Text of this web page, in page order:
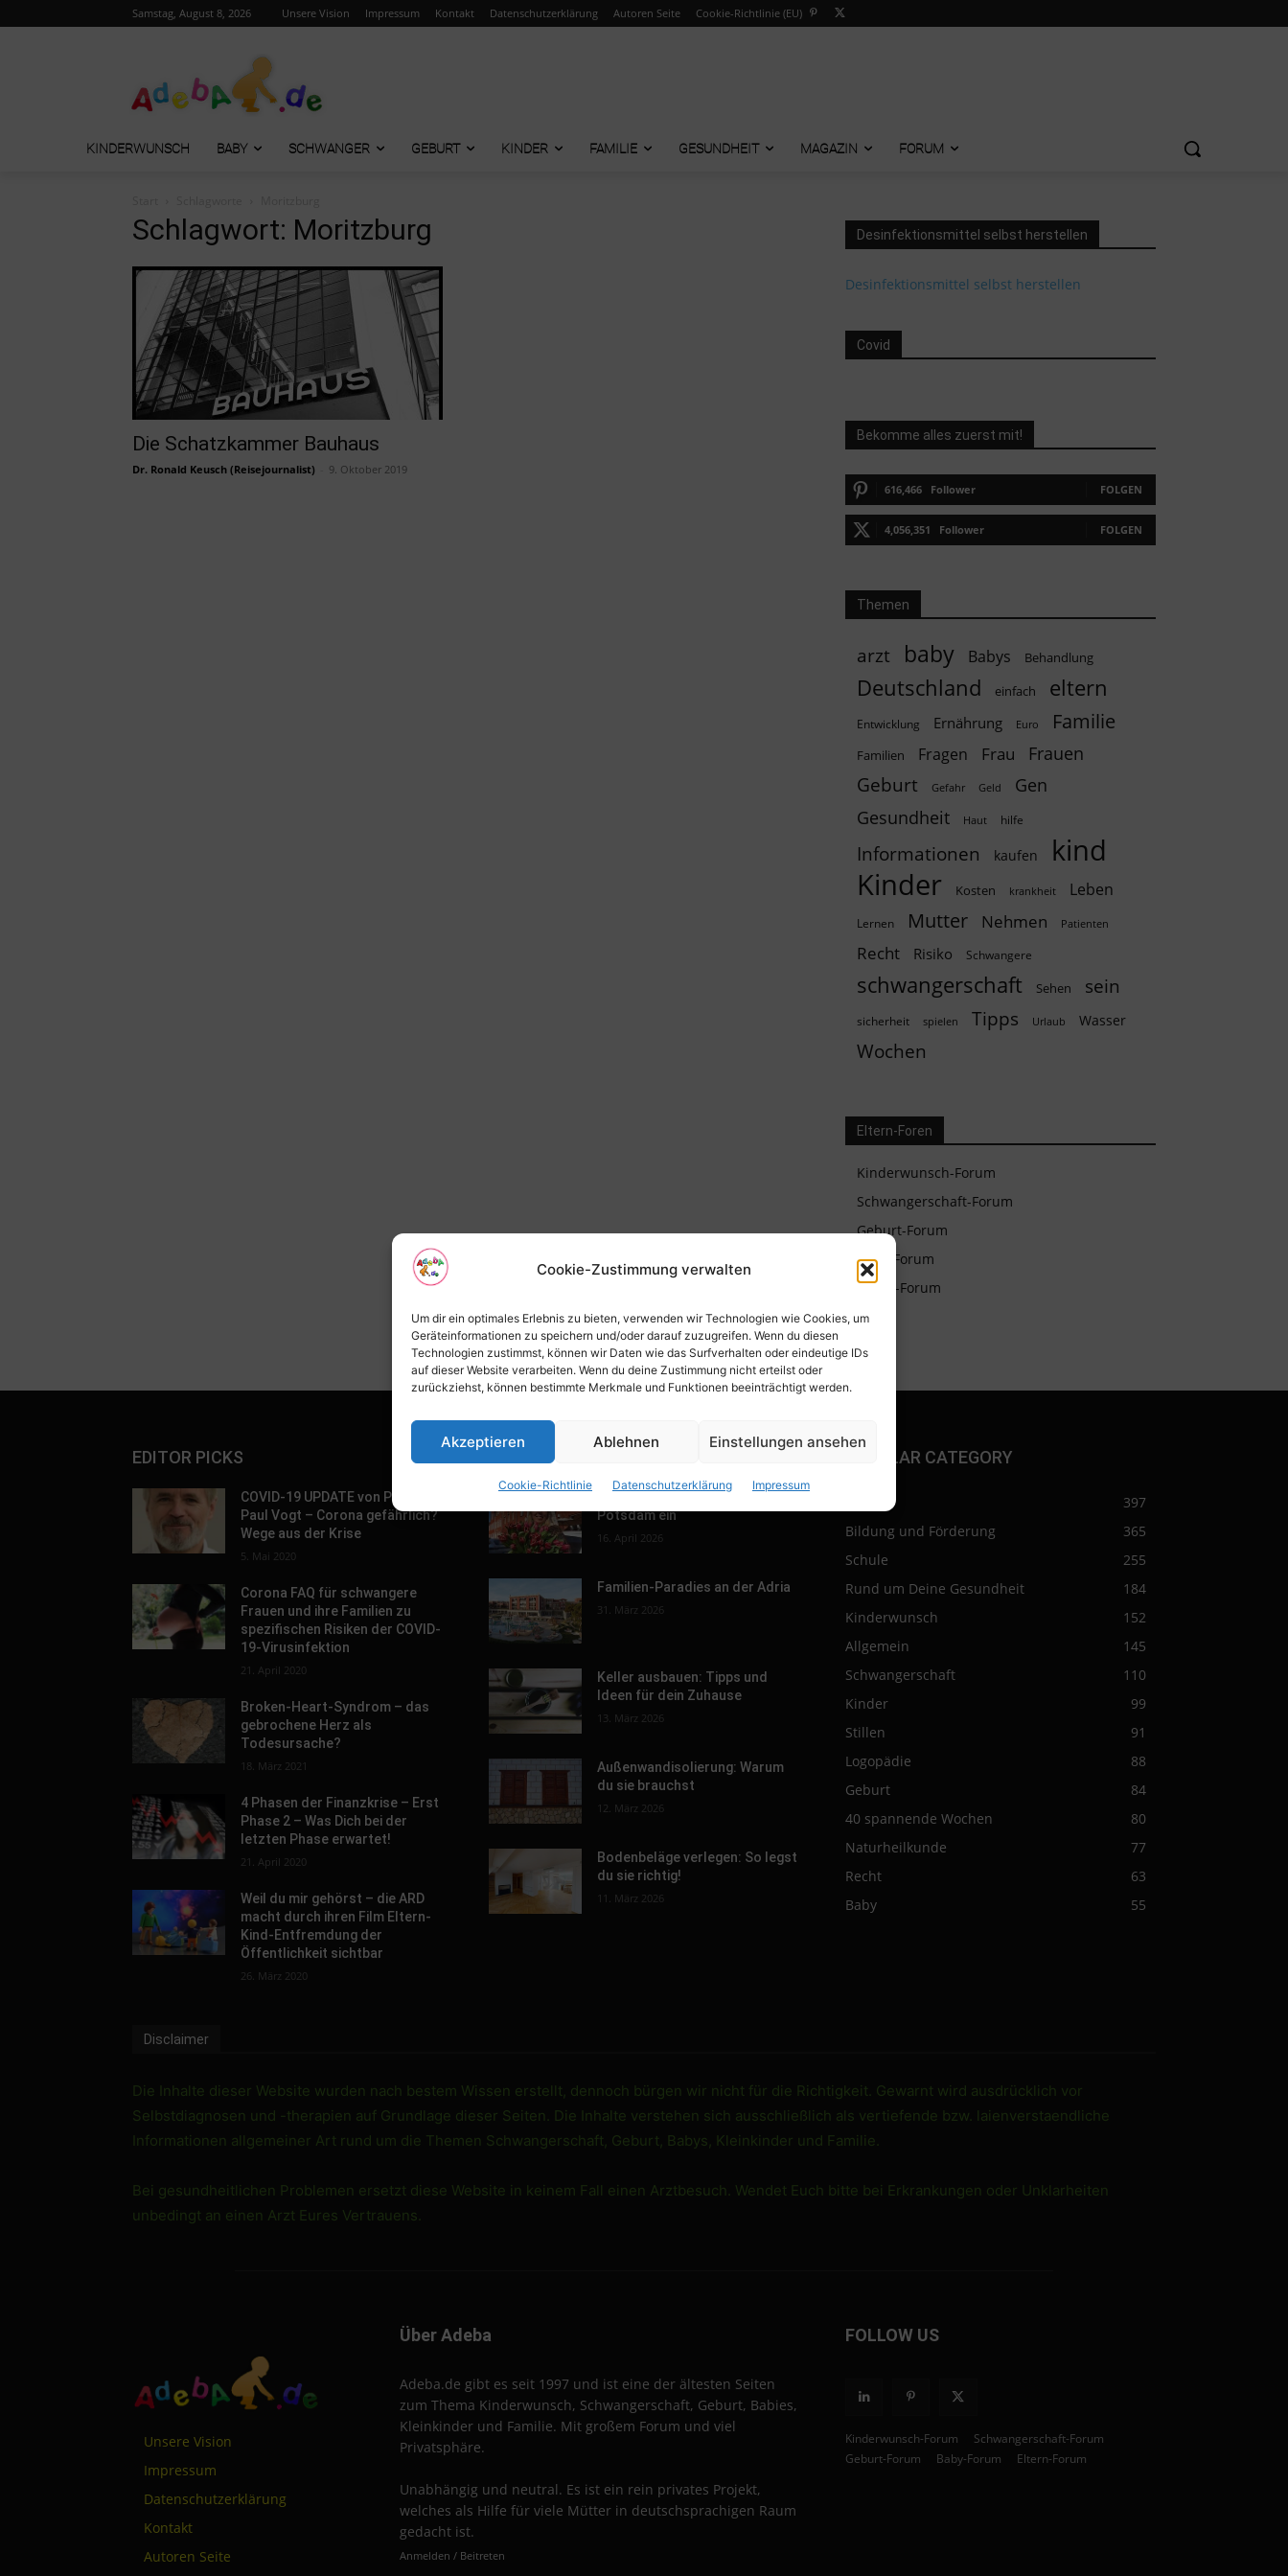
Cookie-Zustimmung verwalten
Um dir ein optimales Erlebnis zu bieten, verwenden wir Technologien wie Cookies, um
Geräteinformationen zu speichern und/oder darauf zuzugreifen. Wenn du diesen
Technologien zustimmst, können wir Daten wie das Surfverhalten oder eindeutige IDs
auf dieser Website verarbeiten. Wenn du deine Zustimmung nicht erteilst oder
zurückziehst, können bestimmte Merkmale und Funktionen beeinträchtigt werden.
Akzeptieren Ablehnen Einstellungen ansehen
Cookie-Richtlinie Datenschutzerklärung Impressum
Samstag, August 8, 2026 Unsere Vision Impressum Kontakt Datenschutzerklärung Autoren Seite Cookie-Richtlinie (EU)
KINDERWUNSCH BABY SCHWANGER GEBURT KINDER FAMILIE GESUNDHEIT MAGAZIN FORUM
Schlagwort: Moritzburg
Die Schatzkammer Bauhaus
Dr. Ronald Keusch (Reisejournalist) 9. Oktober 2019
Desinfektionsmittel selbst herstellen
Desinfektionsmittel selbst herstellen
Covid
Bekomme alles zuerst mit!
616,466 Follower FOLGEN
4,056,351 Follower FOLGEN
Themen
arzt baby Babys Behandlung
Deutschland einfach eltern
Entwicklung Ernährung Euro Familie
Familien Fragen Frau Frauen
Geburt Gefahr Geld
Gen
Gesundheit
Haut hilfe
Informationen kaufen kind
Kinder Kosten krankheit Leben
Lernen Mutter Nehmen Patienten
Recht Risiko Schwangere
schwangerschaft Sehen sein
sicherheit spielen Tipps Urlaub Wasser
Wochen
Eltern-Foren
Kinderwunsch-Forum
Schwangerschaft-Forum
Geburt-Forum
Baby-Forum
Eltern-Forum
EDITOR PICKS
COVID-19 UPDATE von Prof. Dr.
Paul Vogt – Corona gefährlich?
Wege aus der Krise
5. Mai 2020
Corona FAQ für schwangere
Frauen und ihre Familien zu
spezifischen Risiken der COVID-
19-Virusinfektion
21. April 2020
Broken-Heart-Syndrom – das
gebrochene Herz als
Todesursache?
18. März 2021
4 Phasen der Finanzkrise – Erst
Phase 2 – Was Dich bei der
letzten Phase erwartet!
21. April 2020
Weil du mir gehörst – die ARD
macht durch ihren Film Eltern-
Kind-Entfremdung der
Öffentlichkeit sichtbar
26. März 2020
POPULAR POSTS
Tulpenfest läutet Frühling in
Potsdam ein
16. April 2026
Familien-Paradies an der Adria
31. März 2026
Keller ausbauen: Tipps und
Ideen für dein Zuhause
13. März 2026
Außenwandisolierung: Warum
du sie brauchst
12. März 2026
Bodenbeläge verlegen: So legst
du sie richtig!
11. März 2026
POPULAR CATEGORY
397
Bildung und Förderung
365
Schule
255
Rund um Deine Gesundheit
184
Kinderwunsch
152
Allgemein
145
Schwangerschaft
110
Kinder
99
Stillen
91
Logopädie
88
Geburt
84
40 spannende Wochen
80
Naturheilkunde
77
Recht
63
Baby
55
Disclaimer
Die Inhalte dieser Website wurden nach bestem Wissen erstellt, dennoch bürgen wir nicht für die Richtigkeit. Gewarnt wird ausdrücklich vor
Selbstdiagnosen und -therapien auf Grundlage dieser Seiten. Die Inhalte verstehen sich ausschließlich als vertiefende bzw. laienverstaendliche
Informationen allgemeiner Art rund um die Themen Schwangerschaft, Geburt, Babys, Kleinkinder und Familie.
Bei gesundheitlichen Problemen ersetzt diese Website in keinem Fall einen Arztbesuch. Wendet Euch bitte bei Erkrankungen oder Unklarheiten
unbedingt an einen Arzt Eures Vertrauens.
Unsere Vision
Impressum
Datenschutzerklärung
Kontakt
Autoren Seite
Über Adeba
Adeba.de gibt es seit 1997 und ist eine der ältesten Seiten
zum Thema Kinderwunsch, Schwangerschaft, Geburt, Babies,
Kleinkinder und Familie. Mit großem Forum und viel
Privatsphäre.
Unabhängig und neutral. Es ist ein rein privates Projekt,
welches als Hilfe für viele Mütter in deutschsprachigen Raum
gedacht ist.
Anmelden / Beitreten
FOLLOW US
Kinderwunsch-Forum
Schwangerschaft-Forum
Geburt-Forum
Baby-Forum Eltern-Forum